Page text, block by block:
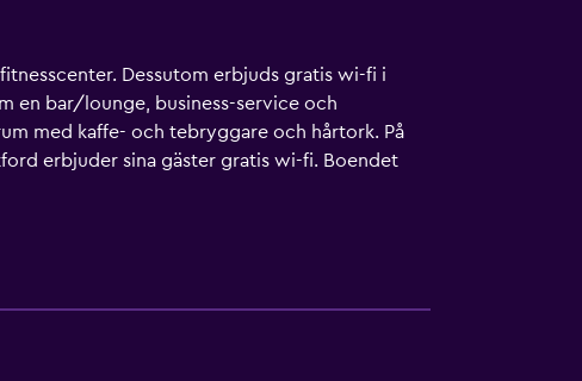
Dessutom erbjuds gratis wi-fi i
en bar/lounge, business-service och
med kaffe- och tebryggare och hårtork. På
erbjuder sina gäster gratis wi-fi. Boendet
Detta hotell har bland annat en